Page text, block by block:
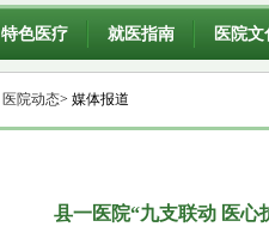
特色医疗 就医指南 医院文
医院动态> 媒体报道
县一医院“九支联动 医心